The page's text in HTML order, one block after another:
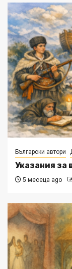
Български автори
Указания за
5 месеца ago